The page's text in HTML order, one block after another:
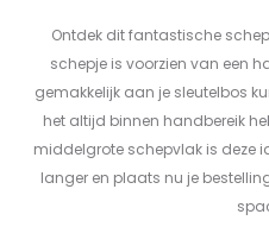
Ontdek dit fantastische
schepje is voorzien van een
gemakkelijk aan je sleutelbos
het altijd binnen handbereik
middelgrote schepvlak is deze
langer en plaats nu je